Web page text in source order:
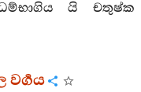
යි චතුෂ්ක
වර්‍ගය